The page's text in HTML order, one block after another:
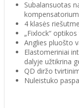
Subalansuotas
4 klasės
„Fixlock“
Anglies pluošto
Elastomeriniai
dalyje užtikrina
QD diržo
Nuleistuko